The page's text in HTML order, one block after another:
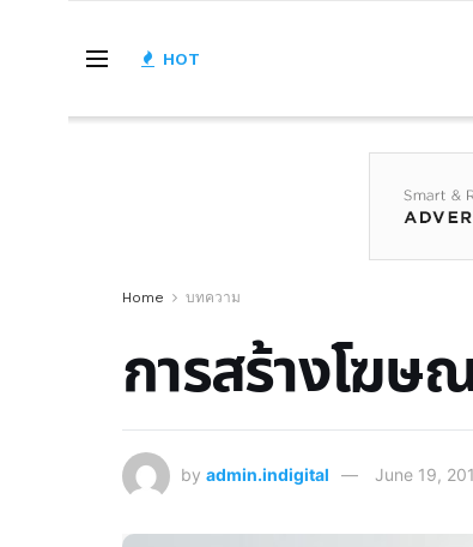
HOT
Home บทความ
การสร้างโฆษ
by admin.indigital June 19,